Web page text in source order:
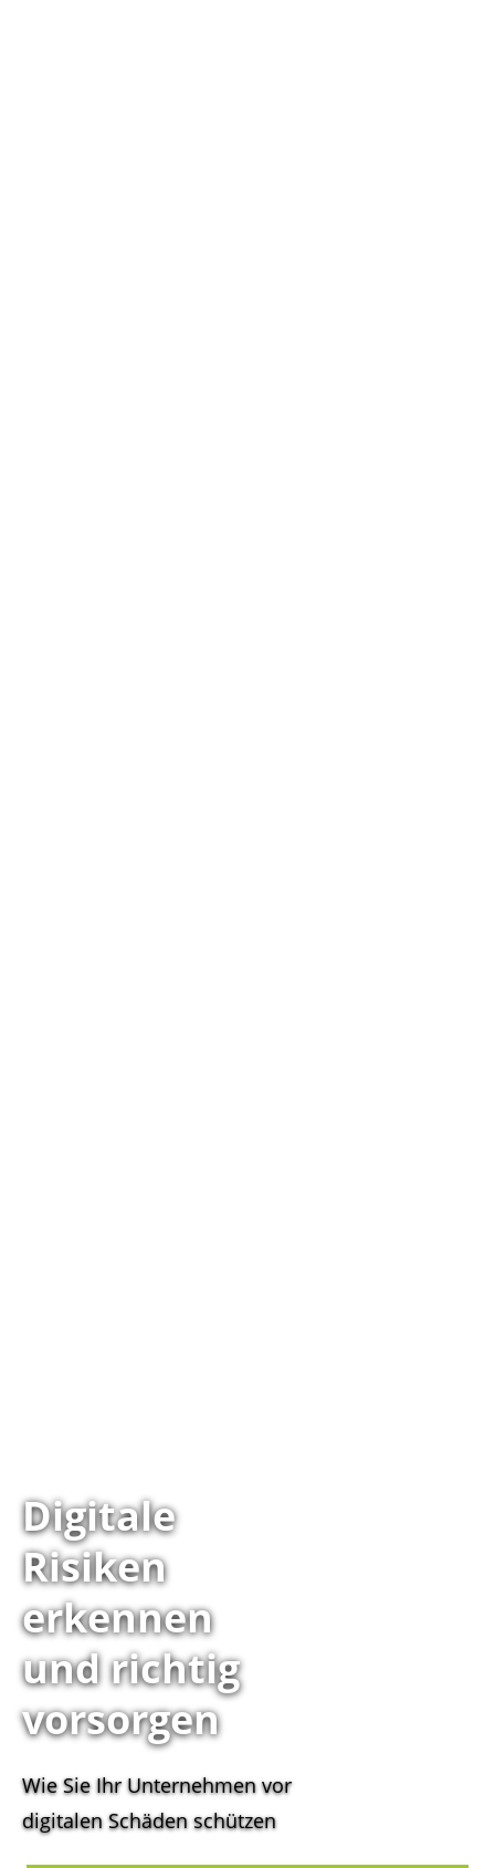
Digitale
Risiken
erkennen
und richtig
vorsorgen
Wie Sie Ihr Unternehmen vor
digitalen Schäden schützen